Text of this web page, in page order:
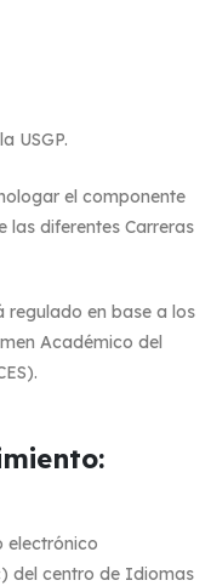
USGP.
el componente
las diferentes Carreras
regulado en base a los
Académico del
electrónico
del centro de Idiomas